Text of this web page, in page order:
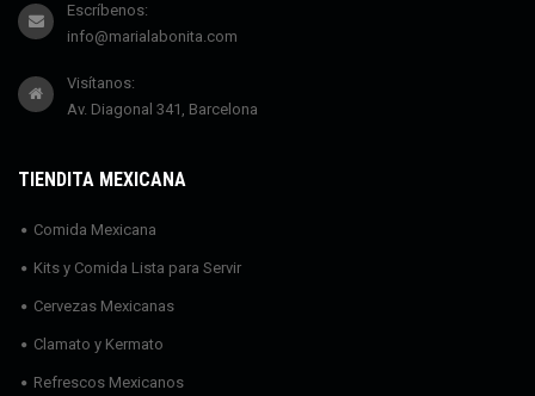
Escríbenos:
info@marialabonita.com
Visítanos:
Av. Diagonal 341, Barcelona
TIENDITA MEXICANA
Comida Mexicana
Kits y Comida Lista para Servir
Cervezas Mexicanas
Clamato y Kermato
Refrescos Mexicanos